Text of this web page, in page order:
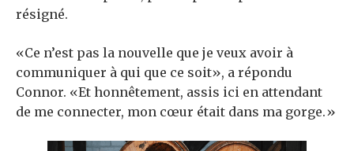
résigné.
«Ce n’est pas la nouvelle que je veux avoir à
communiquer à qui que ce soit», a répondu
Connor. «Et honnêtement, assis ici en attendant
de me connecter, mon cœur était dans ma gorge.»